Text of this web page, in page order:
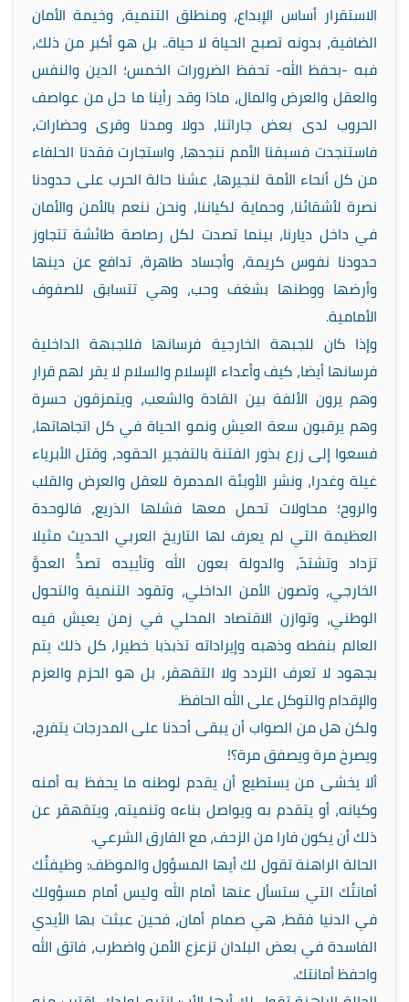
الاستقرار أساس الإبداع، ومنطلق التنمية، وخيمة الأمان
الضافية، بدونه تصبح الحياة لا حياة.. بل هو أكبر من ذلك،
فبه -بحفظ الله- تحفظ الضرورات الخمس؛ الدين والنفس
والعقل والعرض والمال، ماذا وقد رأينا ما حل من عواصف
الحروب لدى بعض جاراتنا، دولا ومدنا وقرى وحضارات،
فاستنجدت فسبقنا الأمم ننجدها، واستجارت فقدنا الحلفاء
من كل أنحاء الأمة لنجيرها، عشنا حالة الحرب على حدودنا
نصرة لأشقائنا، وحماية لكياننا، ونحن ننعم بالأمن والأمان
في داخل ديارنا، بينما تصدت لكل رصاصة طائشة تتجاوز
حدودنا نفوس كريمة، وأجساد طاهرة، تدافع عن دينها
وأرضها ووطنها بشغف وحب، وهي تتسابق للصفوف
الأمامية.
وإذا كان للجبهة الخارجية فرسانها فللجبهة الداخلية
فرسانها أيضا، كيف وأعداء الإسلام والسلام لا يقر لهم قرار
وهم يرون الألفة بين القادة والشعب، ويتمزقون حسرة
وهم يرقبون سعة العيش ونمو الحياة في كل اتجاهاتها،
فسعوا إلى زرع بذور الفتنة بالتفجير الحقود، وقتل الأبرياء
غيلة وغدرا، ونشر الأوبئة المدمرة للعقل والعرض والقلب
والروح؛ محاولات تحمل معها فشلها الذريع، فالوحدة
العظيمة التي لم يعرف لها التاريخ العربي الحديث مثيلا
تزداد وتشتدّ، والدولة بعون الله وتأييده تصدُّ العدوَّ
الخارجي، وتصون الأمن الداخلي، وتقود التنمية والتحول
الوطني، وتوازن الاقتصاد المحلي في زمن يعيش فيه
العالم بنفطه وذهبه وإيراداته تذبذبا خطيرا، كل ذلك يتم
بجهود لا تعرف التردد ولا التقهقر، بل هو الحزم والعزم
والإقدام والتوكل على الله الحافظ.
ولكن هل من الصواب أن يبقى أحدنا على المدرجات يتفرج،
ويصرخ مرة ويصفق مرة؟!
ألا يخشى من يستطيع أن يقدم لوطنه ما يحفظ به أمنه
وكيانه، أو يتقدم به ويواصل بناءه وتنميته، ويتقهقر عن
ذلك أن يكون فارا من الزحف، مع الفارق الشرعي.
الحالة الراهنة تقول لك أيها المسؤول والموظف: وظيفتُك
أمانتُك التي ستسأل عنها أمام الله وليس أمام مسؤولك
في الدنيا فقط، هي صمام أمان، فحين عبثت بها الأيدي
الفاسدة في بعض البلدان تزعزع الأمن واضطرب، فاتق الله
واحفظ أمانتك.